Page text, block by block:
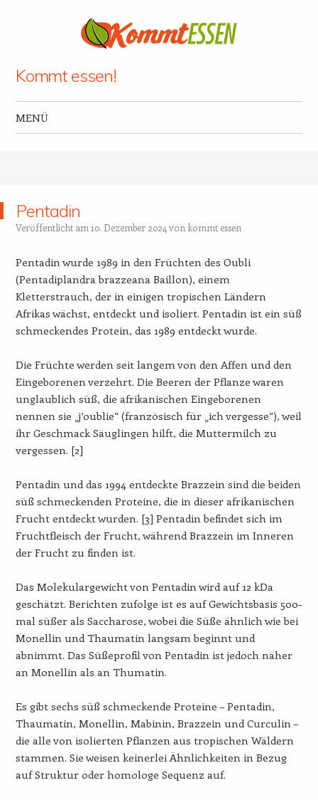
Kommt essen!
MENÜ
Pentadin
Veröffentlicht am 10. Dezember 2024 von kommt essen
Pentadin wurde 1989 in den Früchten des Oubli
(Pentadiplandra brazzeana Baillon), einem
Kletterstrauch, der in einigen tropischen Ländern
Afrikas wächst, entdeckt und isoliert. Pentadin ist ein süß
schmeckendes Protein, das 1989 entdeckt wurde.
Die Früchte werden seit langem von den Affen und den
Eingeborenen verzehrt. Die Beeren der Pflanze waren
unglaublich süß, die afrikanischen Eingeborenen
nennen sie „j’oublie“ (französisch für „ich vergesse“), weil
ihr Geschmack Säuglingen hilft, die Muttermilch zu
vergessen. [2]
Pentadin und das 1994 entdeckte Brazzein sind die beiden
süß schmeckenden Proteine, die in dieser afrikanischen
Frucht entdeckt wurden. [3] Pentadin befindet sich im
Fruchtfleisch der Frucht, während Brazzein im Inneren
der Frucht zu finden ist.
Das Molekulargewicht von Pentadin wird auf 12 kDa
geschätzt. Berichten zufolge ist es auf Gewichtsbasis 500-
mal süßer als Saccharose, wobei die Süße ähnlich wie bei
Monellin und Thaumatin langsam beginnt und
abnimmt. Das Süßeprofil von Pentadin ist jedoch näher
an Monellin als an Thumatin.
Es gibt sechs süß schmeckende Proteine – Pentadin,
Thaumatin, Monellin, Mabinin, Brazzein und Curculin –
die alle von isolierten Pflanzen aus tropischen Wäldern
stammen. Sie weisen keinerlei Ähnlichkeiten in Bezug
auf Struktur oder homologe Sequenz auf.